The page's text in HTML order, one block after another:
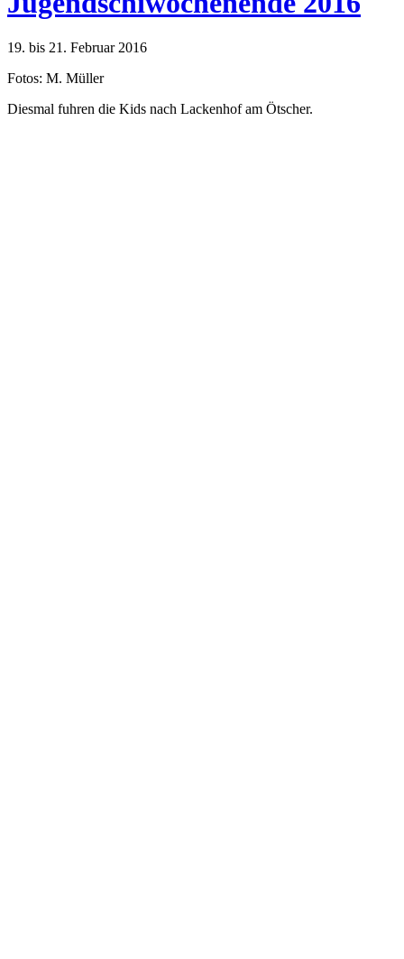
19. bis 21. Februar 2016
Fotos: M. Müller
Diesmal fuhren die Kids nach Lackenhof am Ötscher.